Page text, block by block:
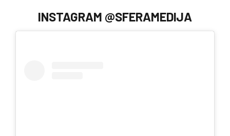
INSTAGRAM @SFERAMEDIJA